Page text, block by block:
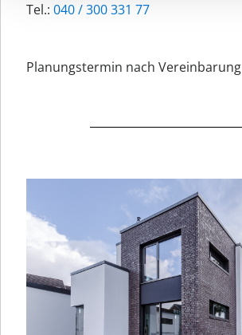
Tel.: 040 / 300 331 77
Planungstermin nach Vereinbarung